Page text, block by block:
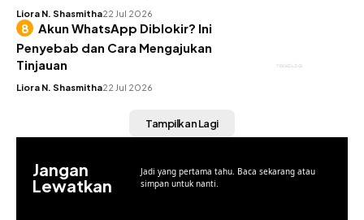
Liora N. Shasmitha22 Jul 2026
TEKNOLOGI
Akun WhatsApp Diblokir? Ini
Penyebab dan Cara Mengajukan
Tinjauan
Liora N. Shasmitha22 Jul 2026
Tampilkan Lagi
Jangan
Lewatkan
Jadi yang pertama tahu. Baca sekarang atau
simpan untuk nanti.